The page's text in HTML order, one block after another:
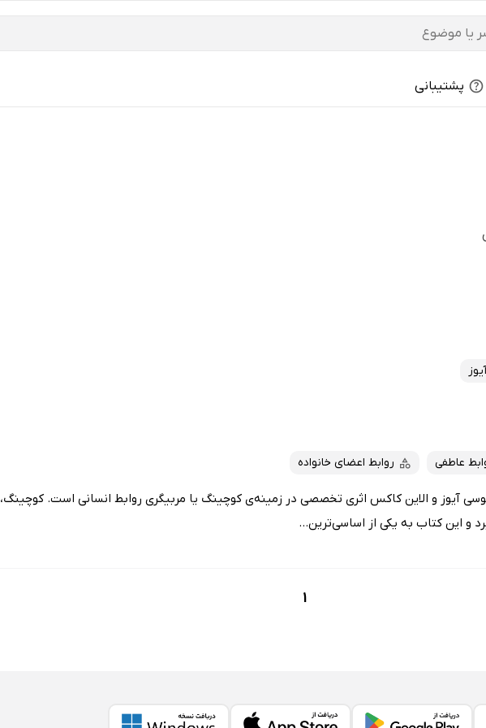
پشتیبانی
عاطفی روابط اعضای خانواده
آیوز و الاین کاکس اثری تخصصی در زمینه‌ی کوچینگ یا مربیگری روابط انسانی است. کوچینگ،
و این کتاب به یکی از اساسی‌ترین...
1